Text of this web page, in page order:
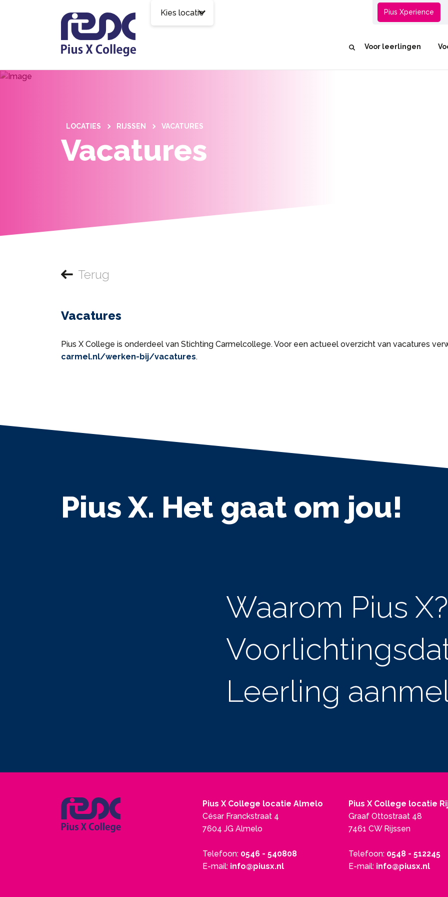
Kies locatie Pius Xperience
Voor leerlingen
LOCATIES RIJSSEN VACATURES
Vacatures
Terug
Vacatures
Pius X College is onderdeel van Stichting Carmelcollege. Voor een actueel overzicht van vacatures
carmel.nl/werken-bij/vacatures.
Pius X. Het gaat om jou!
Waarom Pius X?
Leerling
Pius X College locatie Almelo
César Franckstraat 4
7604 JG Almelo
Telefoon: 0546 - 540808
E-mail: info@piusx.nl
Pius X College locatie
Graaf Ottostraat 48
7461 CW Rijssen
Telefoon: 0548 - 512245
E-mail: info@piusx.nl